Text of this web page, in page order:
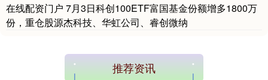
在线配资门户 7月3日科创100ETF富国基金份额增多1800万
份，重仓股源杰科技、华虹公司、睿创微纳
推荐资讯